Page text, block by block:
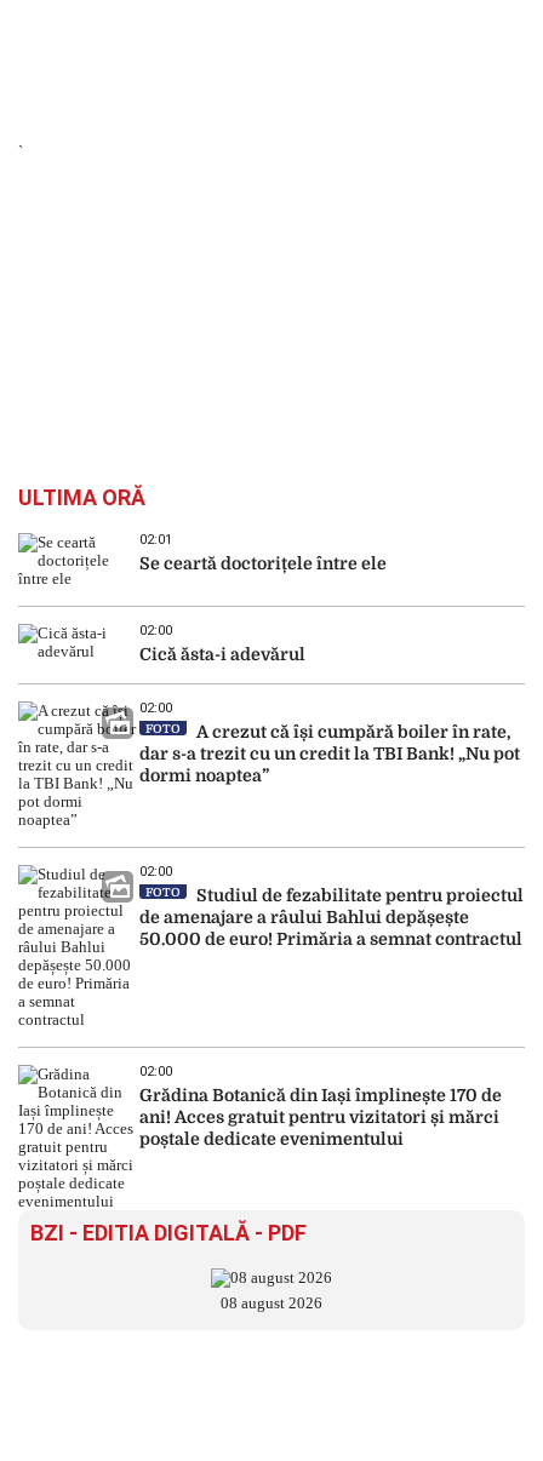
`
ULTIMA ORĂ
02:01
Se ceartă doctorițele între ele
02:00
Cică ăsta-i adevărul
02:00
FOTO
A crezut că își cumpără boiler în rate,
dar s-a trezit cu un credit la TBI Bank! „Nu pot
dormi noaptea”
02:00
FOTO
Studiul de fezabilitate pentru proiectul
de amenajare a râului Bahlui depășește
50.000 de euro! Primăria a semnat contractul
02:00
Grădina Botanică din Iași împlinește 170 de
ani! Acces gratuit pentru vizitatori și mărci
poștale dedicate evenimentului
BZI - EDITIA DIGITALĂ - PDF
08 august 2026